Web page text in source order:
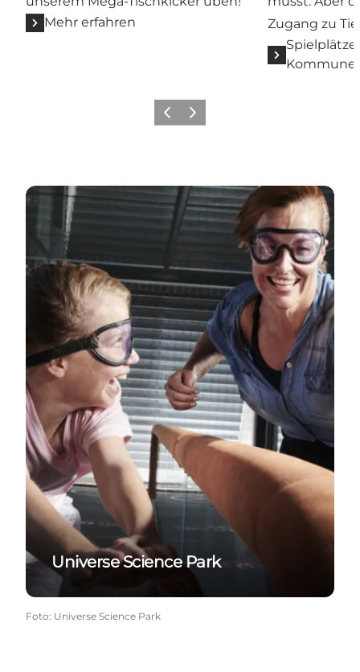
Mehr erfahren
Zugang zu
Kommune
ZurückWeiter
Universe Science Park
Universe Science Park
Foto: Universe Science Park